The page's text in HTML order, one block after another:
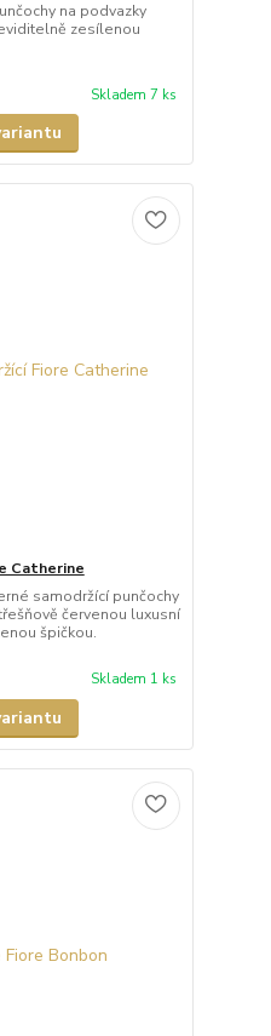
na podvazky
zesílenou
Skladem 7 ks
Catherine
samodržící punčochy
červenou luxusní
špičkou.
Skladem 1 ks